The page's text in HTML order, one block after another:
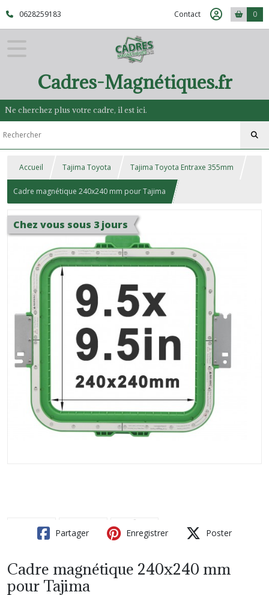
0628259183 Contact 0
Cadres-Magnétiques.fr
Ne cherchez plus votre cadre, il est ici.
Accueil Tajima Toyota Tajima Toyota Entraxe 355mm
Cadre magnétique 240x240 mm pour Tajima
Chez vous sous 3 jours
Partager Enregistrer Poster
Cadre magnétique 240x240 mm
pour Tajima